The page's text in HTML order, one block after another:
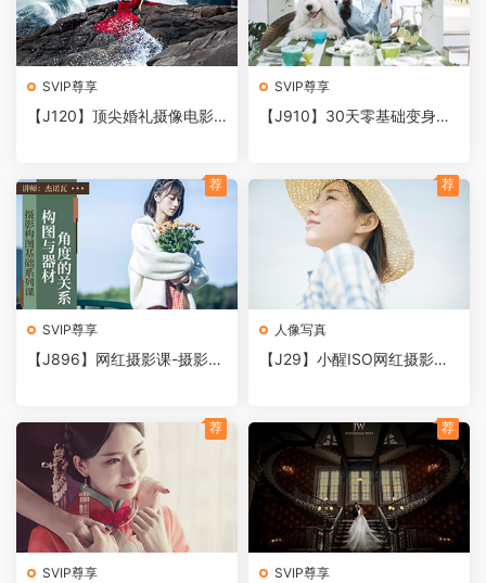
SVIP尊享
【J120】顶尖婚礼摄像电影
SVIP尊享
【J910】30天零基础变身摄
SVIP尊享
【J896】网红摄影课-摄影构
荐
人像写真
【J29】小醒ISO网红摄影视
荐
SVIP尊享
荐
SVIP尊享
荐